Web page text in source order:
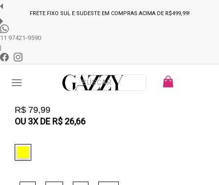
FRETE FIXO SUL E SUDESTE EM COMPRAS ACIMA DE R$499,99!
11 97421-9590
|
Menu
ROUPAS
ALCINHA MALHA CANELADA AMARELO
REF.:
R$ 79,99
OU 3XDE R$ 26,66